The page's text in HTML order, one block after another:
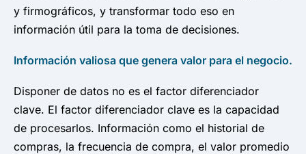
y firmográficos, y transformar todo eso en
información útil para la toma de decisiones.
Información valiosa que genera valor para el negocio.
Disponer de datos no es el factor diferenciador
clave. El factor diferenciador clave es la capacidad
de procesarlos. Información como el historial de
compras, la frecuencia de compra, el valor promedio